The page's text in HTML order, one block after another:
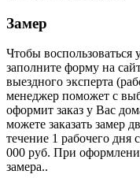
Замер
Чтобы
заполните форму на
выездного эксперта
менеджер поможет с
оформит заказ у Вас
можете заказать замер
течение 1 рабочего дня
000 руб. При
замера..